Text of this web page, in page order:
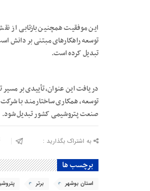
این موفقیت همچنین بازتابی از
توسعه راهکارهای مبتنی بر دانش
تبدیل کرده است.
دریافت این عنوان، تأییدی بر
توسعه، همکاری ساختارمند با
صنعت پتروشیمی کشور تبدیل شود.
به اشتراک بگذارید :
برچسب ها
استان بوشهر برتر